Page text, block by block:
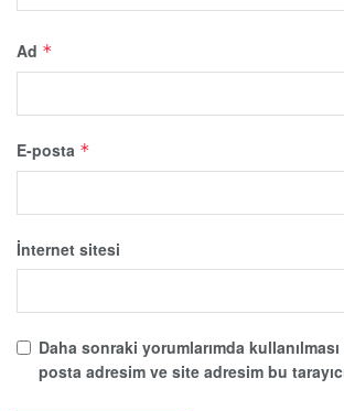
Ad *
E-posta *
İnternet sitesi
Daha sonraki yorumlarımda
posta adresim ve site adresim bu